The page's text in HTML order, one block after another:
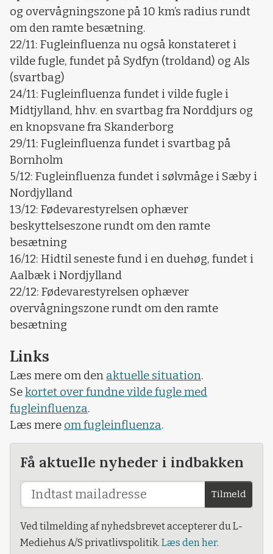
og overvågningszone på 10 km’s radius rundt
om den ramte besætning.
22/11: Fugleinfluenza nu også konstateret i
vilde fugle, fundet på Sydfyn (troldand) og Als
(svartbag)
24/11: Fugleinfluenza fundet i vilde fugle i
Midtjylland, hhv. en svartbag fra Norddjurs og
en knopsvane fra Skanderborg
29/11: Fugleinfluenza fundet i svartbag på
Bornholm
5/12: Fugleinfluenza fundet i sølvmåge i Sæby i
Nordjylland
13/12: Fødevarestyrelsen ophæver
beskyttelseszone rundt om den ramte
besætning
16/12: Hidtil seneste fund i en duehøg, fundet i
Aalbæk i Nordjylland
22/12: Fødevarestyrelsen ophæver
overvågningszone rundt om den ramte
besætning
Links
Læs mere om den aktuelle situation.
Sekortet over fundne vilde fugle med
fugleinfluenza.
Læs mere om fugleinfluenza.
Få aktuelle nyheder i indbakken
Tilmeld
Ved tilmelding af nyhedsbrevet accepterer du L-
Mediehus A/S privatlivspolitik. Læs den her.